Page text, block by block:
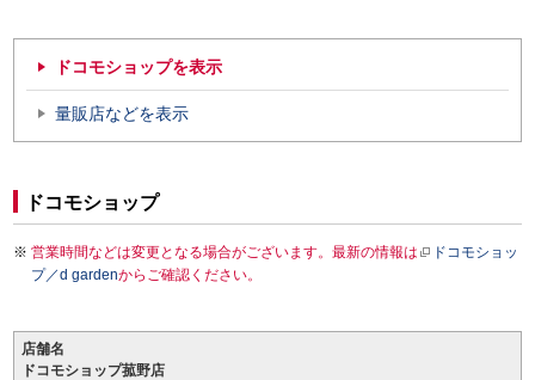
ドコモショップを表示
量販店などを表示
ドコモショップ
営業時間などは変更となる場合がございます。最新の情報は
ドコモショッ
プ／d gardenからご確認ください。
店舗名
ドコモショップ菰野店